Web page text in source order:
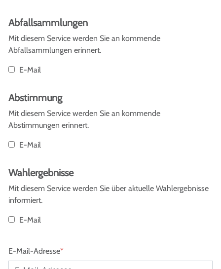
Abfallsammlungen
Mit diesem Service werden Sie an kommende
Abfallsammlungen erinnert.
E-Mail
Abstimmung
Mit diesem Service werden Sie an kommende
Abstimmungen erinnert.
E-Mail
Wahlergebnisse
Mit diesem Service werden Sie über aktuelle Wahlergebnisse
informiert.
E-Mail
E-Mail-Adresse*